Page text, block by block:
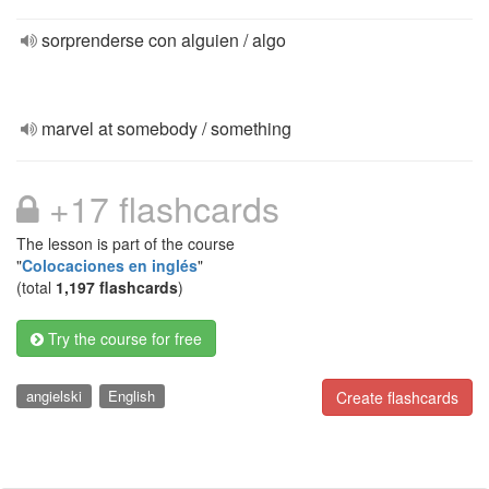
sorprenderse con alguien / algo
marvel at somebody / something
+17 flashcards
The lesson is part of the course
"Colocaciones en inglés"
(total 1,197 flashcards)
Try the course for free
Create flashcards
angielski English